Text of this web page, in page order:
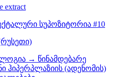
extract
სუპოზიტორია #10
→ წინამდებარე
ჰიპერპლაზიის (ადენომის)